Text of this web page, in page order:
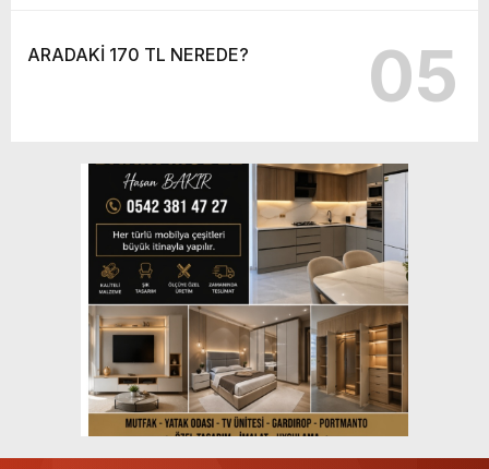
ARADAKİ 170 TL NEREDE? 05